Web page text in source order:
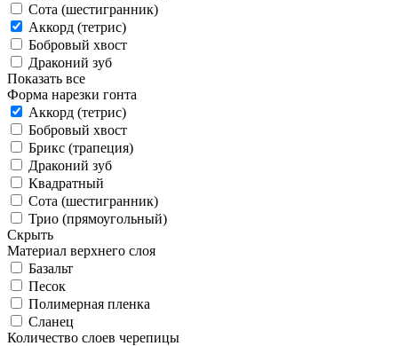
Сота (шестигранник)
Аккорд (тетрис)
Бобровый хвост
Драконий зуб
Показать все
Форма нарезки гонта
Аккорд (тетрис)
Бобровый хвост
Брикс (трапеция)
Драконий зуб
Квадратный
Сота (шестигранник)
Трио (прямоугольный)
Скрыть
Материал верхнего слоя
Базальт
Песок
Полимерная пленка
Сланец
Количество слоев черепицы